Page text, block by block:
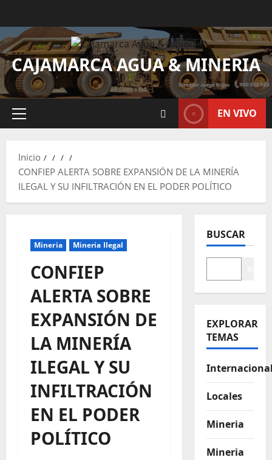
CAJAMARCA AGUA & MINERIA
EN VIVO
Inicio
CONFIEP ALERTA SOBRE EXPANSIÓN DE LA MINERÍA
ILEGAL Y SU INFILTRACIÓN EN EL PODER POLÍTICO
Mineria Mineria Ilegal
CONFIEP
ALERTA SOBRE
EXPANSIÓN DE
LA MINERÍA
ILEGAL Y SU
INFILTRACIÓN
EN EL PODER
POLÍTICO
BUSCAR
EXPLORAR
TEMAS
Locales
Mineria
Mineria